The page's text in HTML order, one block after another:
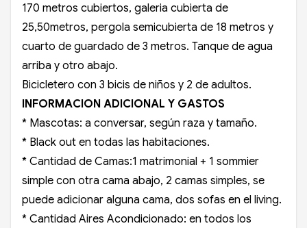
170 metros cubiertos, galeria cubierta de
25,50metros, pergola semicubierta de 18 metros y
cuarto de guardado de 3 metros. Tanque de agua
arriba y otro abajo.
Bicicletero con 3 bicis de niños y 2 de adultos.
INFORMACION ADICIONAL Y GASTOS
* Mascotas: a conversar, según raza y tamaño.
* Black out en todas las habitaciones.
* Cantidad de Camas:1 matrimonial + 1 sommier
simple con otra cama abajo, 2 camas simples, se
puede adicionar alguna cama, dos sofas en el living.
* Cantidad Aires Acondicionado: en todos los